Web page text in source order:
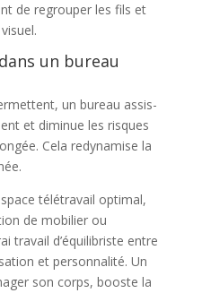
de regrouper les fils et
un bureau
un bureau assis-
et diminue les risques
Cela redynamise la
télétravail optimal,
de mobilier ou
travail d’équilibriste entre
et personnalité. Un
son corps, booste la